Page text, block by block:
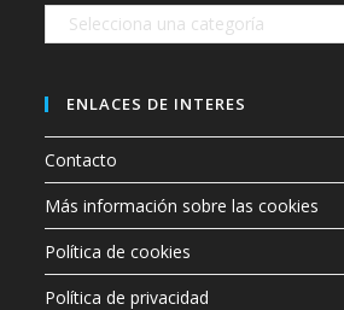
Selecciona
una
ENLACES DE INTERES
Contacto
Más información sobre las cookies
Política de cookies
Política de privacidad